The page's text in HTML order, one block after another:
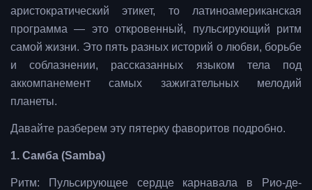
аристократический этикет, то латиноамериканская
программа — это откровенный, пульсирующий ритм
самой жизни. Это пять разных историй о любви, борьбе
и соблазнении, рассказанных языком тела под
аккомпанемент самых зажигательных мелодий
планеты.
Давайте разберем эту пятерку фаворитов подробно.
1. Самба (Samba)
Ритм: Пульсирующее сердце карнавала в Рио-де-